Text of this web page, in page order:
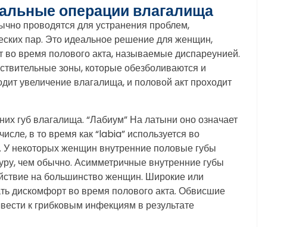
операции влагалища
проводятся для устранения проблем,
пар. Это идеальное решение для женщин,
время полового акта, называемые диспареунией.
зоны, которые обезболиваются и
увеличение влагалища, и половой акт проходит
губ влагалища. “Лабиум” На латыни оно означает
в то время как “labia” используется во
У некоторых женщин внутренние половые губы
чем обычно. Асимметричные внутренние губы
на большинство женщин. Широкие или
дискомфорт во время полового акта. Обвисшие
к грибковым инфекциям в результате